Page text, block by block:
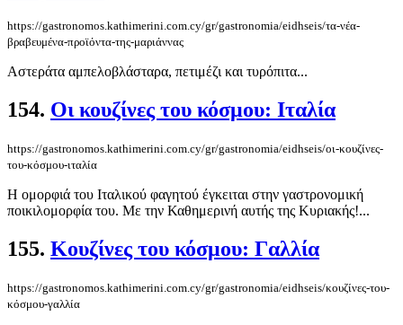
https://gastronomos.kathimerini.com.cy/gr/gastronomia/eidhseis/τα-νέα-
βραβευμένα-προϊόντα-της-μαριάννας
Αστεράτα αμπελοβλάσταρα, πετιμέζι και τυρόπιτα...
154. Οι κουζίνες του κόσμου: Ιταλία
https://gastronomos.kathimerini.com.cy/gr/gastronomia/eidhseis/οι-κουζίνες-
του-κόσμου-ιταλία
Η ομορφιά του Ιταλικού φαγητού έγκειται στην γαστρονομική
ποικιλομορφία του. Με την Καθημερινή αυτής της Κυριακής!...
155. Κουζίνες του κόσμου: Γαλλία
https://gastronomos.kathimerini.com.cy/gr/gastronomia/eidhseis/κουζίνες-του-
κόσμου-γαλλία